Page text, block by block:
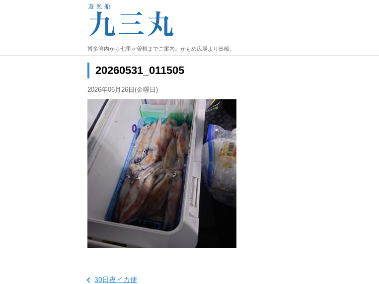
博多湾内から七里ヶ曽根までご案内。かもめ広場より出船。
20260531_011505
2026年06月26日(金曜日)
30日夜イカ便